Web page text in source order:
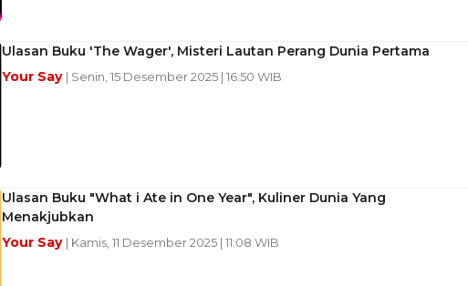
Ulasan Buku 'The Wager', Misteri Lautan Perang Dunia Pertama
Your Say | Senin, 15 Desember 2025 | 16:50 WIB
Ulasan Buku "What i Ate in One Year", Kuliner Dunia Yang
Menakjubkan
Your Say | Kamis, 11 Desember 2025 | 11:08 WIB